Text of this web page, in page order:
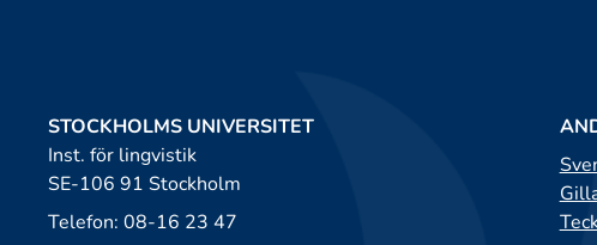
STOCKHOLMS UNIVERSITET
Inst. för lingvistik
SE-106 91 Stockholm
Telefon: 08-16 23 47